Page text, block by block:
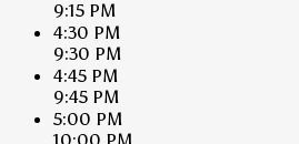
9:15 PM
4:30 PM
9:30 PM
4:45 PM
9:45 PM
5:00 PM
10:00 PM